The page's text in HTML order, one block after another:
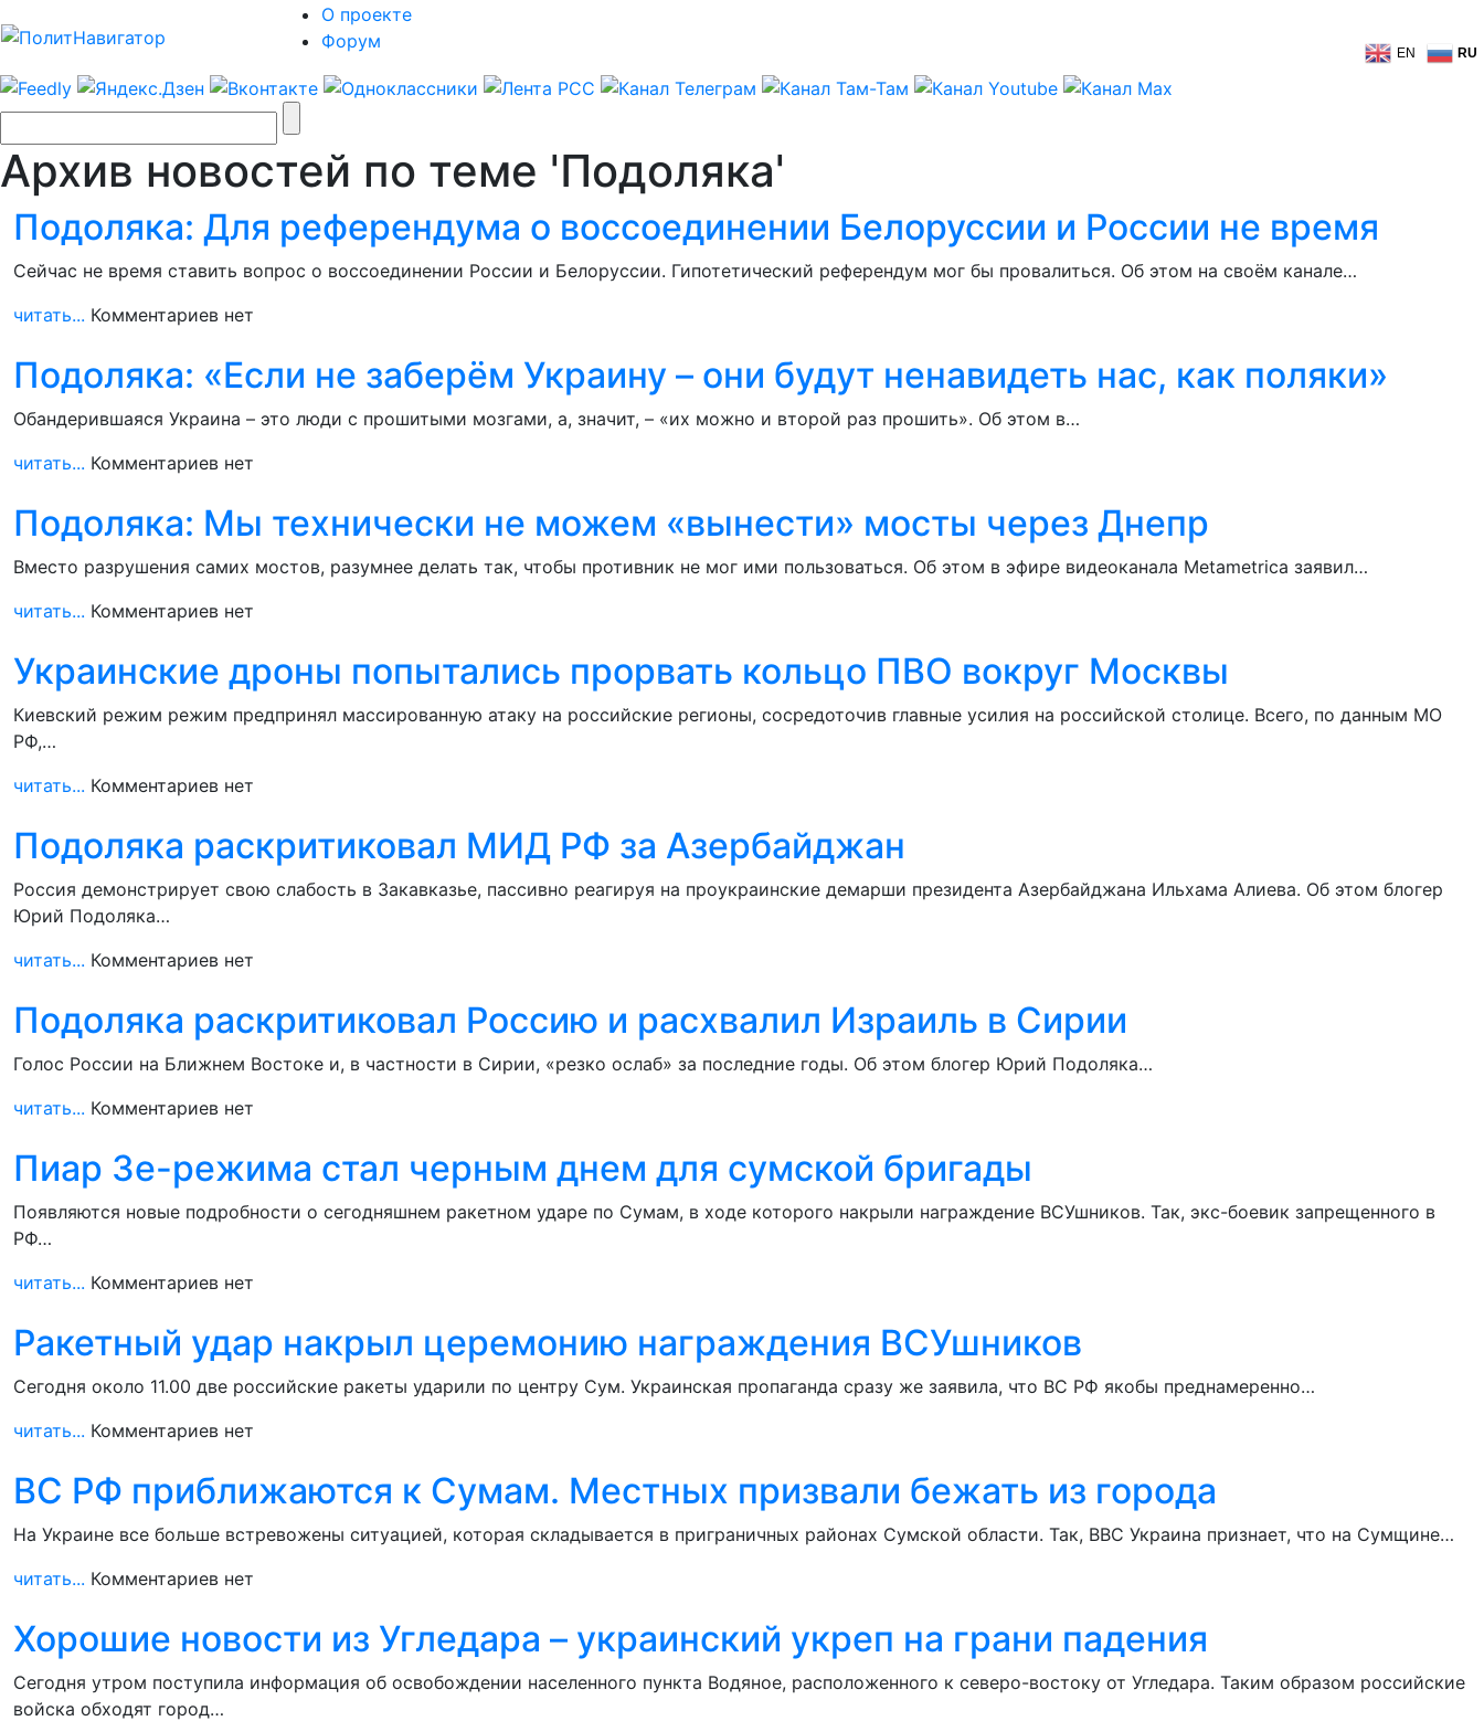
О проекте
Форум
EN RU
Архив новостей по теме 'Подоляка'
Подоляка: Для референдума о воссоединении Белоруссии и России не время
Сейчас не время ставить вопрос о воссоединении России и Белоруссии. Гипотетический референдум мог бы провалиться. Об этом на своём канале…
читать... Комментариев нет
Подоляка: «Если не заберём Украину – они будут ненавидеть нас, как поляки»
Обандерившаяся Украина – это люди с прошитыми мозгами, а, значит, – «их можно и второй раз прошить». Об этом в…
читать... Комментариев нет
Подоляка: Мы технически не можем «вынести» мосты через Днепр
Вместо разрушения самих мостов, разумнее делать так, чтобы противник не мог ими пользоваться. Об этом в эфире видеоканала Metametrica заявил…
читать... Комментариев нет
Украинские дроны попытались прорвать кольцо ПВО вокруг Москвы
Киевский режим режим предпринял массированную атаку на российские регионы, сосредоточив главные усилия на российской столице. Всего, по данным МО
РФ,…
читать... Комментариев нет
Подоляка раскритиковал МИД РФ за Азербайджан
Россия демонстрирует свою слабость в Закавказье, пассивно реагируя на проукраинские демарши президента Азербайджана Ильхама Алиева. Об этом блогер
Юрий Подоляка…
читать... Комментариев нет
Подоляка раскритиковал Россию и расхвалил Израиль в Сирии
Голос России на Ближнем Востоке и, в частности в Сирии, «резко ослаб» за последние годы. Об этом блогер Юрий Подоляка…
читать... Комментариев нет
Пиар Зе-режима стал черным днем для сумской бригады
Появляются новые подробности о сегодняшнем ракетном ударе по Сумам, в ходе которого накрыли награждение ВСУшников. Так, экс-боевик запрещенного в
РФ…
читать... Комментариев нет
Ракетный удар накрыл церемонию награждения ВСУшников
Сегодня около 11.00 две российские ракеты ударили по центру Сум. Украинская пропаганда сразу же заявила, что ВС РФ якобы преднамеренно…
читать... Комментариев нет
ВС РФ приближаются к Сумам. Местных призвали бежать из города
На Украине все больше встревожены ситуацией, которая складывается в приграничных районах Сумской области. Так, ВВС Украина признает, что на Сумщине…
читать... Комментариев нет
Хорошие новости из Угледара – украинский укреп на грани падения
Сегодня утром поступила информация об освобождении населенного пункта Водяное, расположенного к северо-востоку от Угледара. Таким образом российские
войска обходят город…